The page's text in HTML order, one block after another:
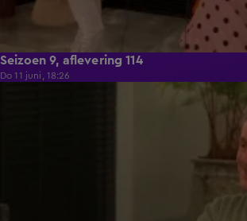
Seizoen 9, aflevering 114
Do 11 juni, 18:26